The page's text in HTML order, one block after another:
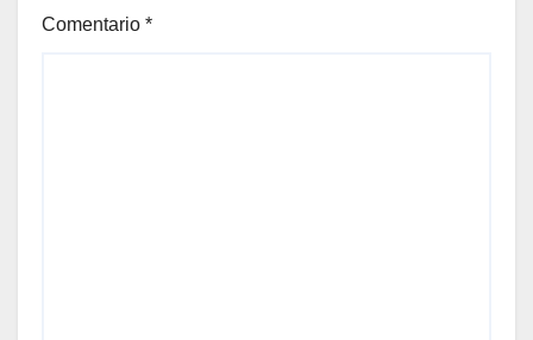
Comentario *